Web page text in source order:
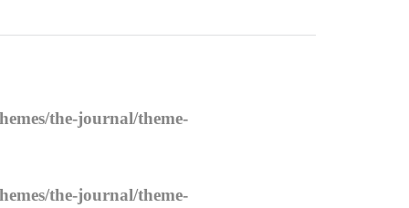
the-journal/theme-
the-journal/theme-